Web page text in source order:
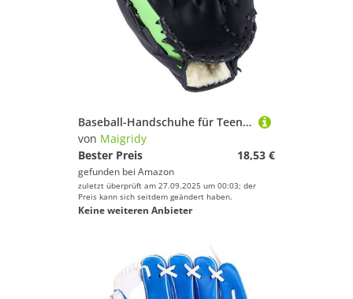
Baseball-Handschuhe für Teenager, weiches PU-Leder, Batting, Verdickung, Krug, Softbälle, Fänger, Üben, Sport, Softball-Handschuhe
von Maigridy
Bester Preis
18,53 €
gefunden bei Amazon
zuletzt überprüft am 27.09.2025 um 00:03; der
Preis kann sich seitdem geändert haben.
Keine weiteren Anbieter